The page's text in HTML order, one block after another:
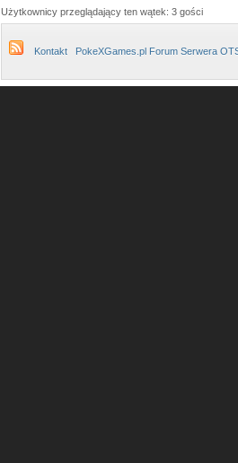
Użytkownicy przeglądający ten wątek: 3 gości
Kontakt PokeXGames.pl Forum Serwera